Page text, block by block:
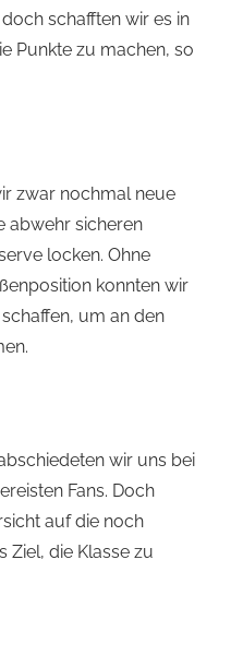
schafften wir es in
Punkte zu machen, so
zwar nochmal neue
abwehr sicheren
locken. Ohne
konnten wir
um an den
wir uns bei
Fans. Doch
auf die noch
Ziel, die Klasse zu